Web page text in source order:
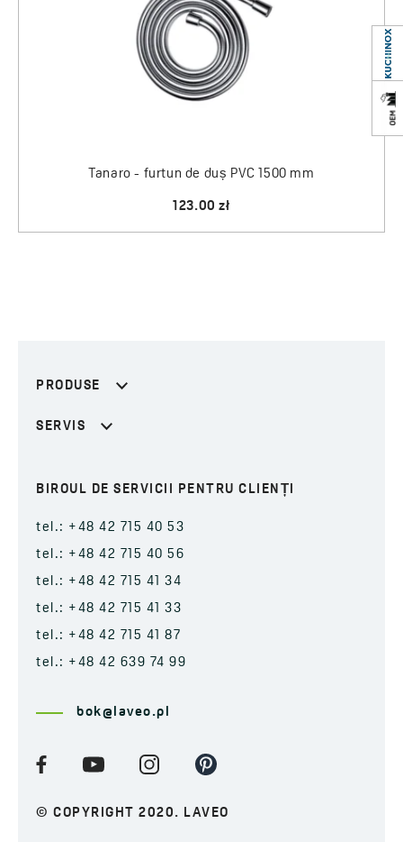
Tanaro - furtun de duș PVC 1500 mm
123.00 zł
PRODUSE
SERVIS
BIROUL DE SERVICII PENTRU CLIENȚI
tel.: +48 42 715 40 53
tel.: +48 42 715 40 56
tel.: +48 42 715 41 34
tel.: +48 42 715 41 33
tel.: +48 42 715 41 87
tel.: +48 42 639 74 99
bok@laveo.pl
© COPYRIGHT 2020. LAVEO